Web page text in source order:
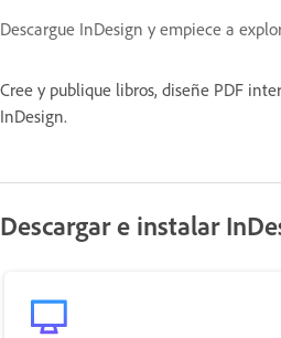
Descargue InDesign y empiece a
Cree y publique libros, diseñe PDF
InDesign.
Descargar e instalar